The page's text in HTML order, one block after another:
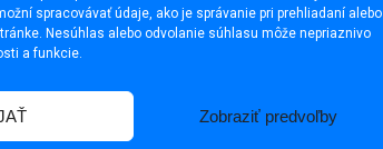
spracovávať údaje, ako je správanie pri prehliadaní alebo
Nesúhlas alebo odvolanie súhlasu môže nepriaznivo
a funkcie.
Zobraziť predvoľby